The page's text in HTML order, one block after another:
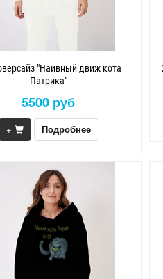
"Наивный движ кота
Патрика"
5500 руб
+ Подробнее